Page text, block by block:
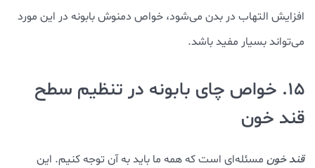
افزایش التهاب در بدن می‌شود، خواص دمنوش بابونه در این مورد
می‌تواند بسیار مفید باشد.
15. خواص چای بابونه در تنظیم سطح
قند خون
قند خون مسئله‌ای است که همه ما باید به آن توجه کنیم. این